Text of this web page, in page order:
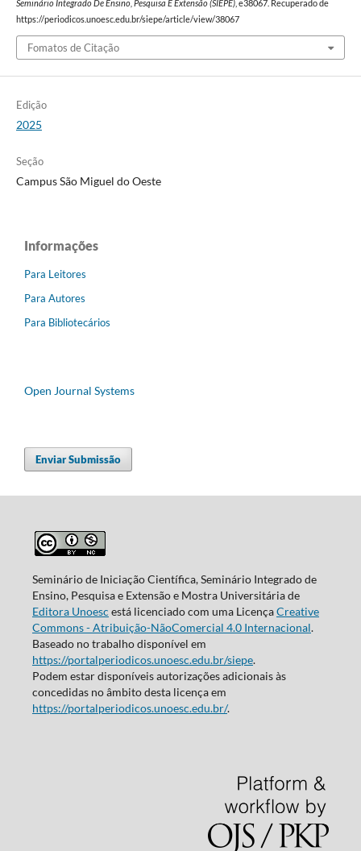
Seminário Integrado De Ensino, Pesquisa E Extensão (SIEPE), e38067. Recuperado de
https://periodicos.unoesc.edu.br/siepe/article/view/38067
Fomatos de Citação
Edição
2025
Seção
Campus São Miguel do Oeste
Informações
Para Leitores
Para Autores
Para Bibliotecários
Open Journal Systems
Enviar Submissão
Seminário de Iniciação Científica, Seminário Integrado de
Ensino, Pesquisa e Extensão e Mostra Universitária de
Editora Unoesc está licenciado com uma LicençaCreative
Commons - Atribuição-NãoComercial 4.0 Internacional.
Baseado no trabalho disponível em
https://portalperiodicos.unoesc.edu.br/siepe.
Podem estar disponíveis autorizações adicionais às
concedidas no âmbito desta licença em
https://portalperiodicos.unoesc.edu.br/.